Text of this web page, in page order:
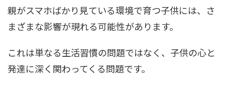
親がスマホばかり見ている環境で育つ子供には、さ
まざまな影響が現れる可能性があります。
これは単なる生活習慣の問題ではなく、子供の心と
発達に深く関わってくる問題です。